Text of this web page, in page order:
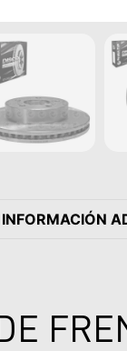
INFORMACIÓN